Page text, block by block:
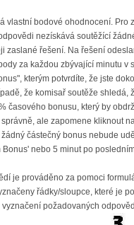
vlastní bodové ohodnocení.
nezískává soutěžící
zaslané řešení. Na řešení
za každou zbývající minutu
kterým potvrdíte, že jste
že komisař soutěže
časového bonusu, který by
ale zapomene kliknout
částečný bonus nebude
Bonus' nebo 5 minut po
je prováděno za pomoci
řádky/sloupce, které je
požadovaných